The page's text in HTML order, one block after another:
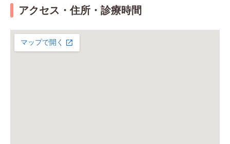
アクセス・住所・診療時間